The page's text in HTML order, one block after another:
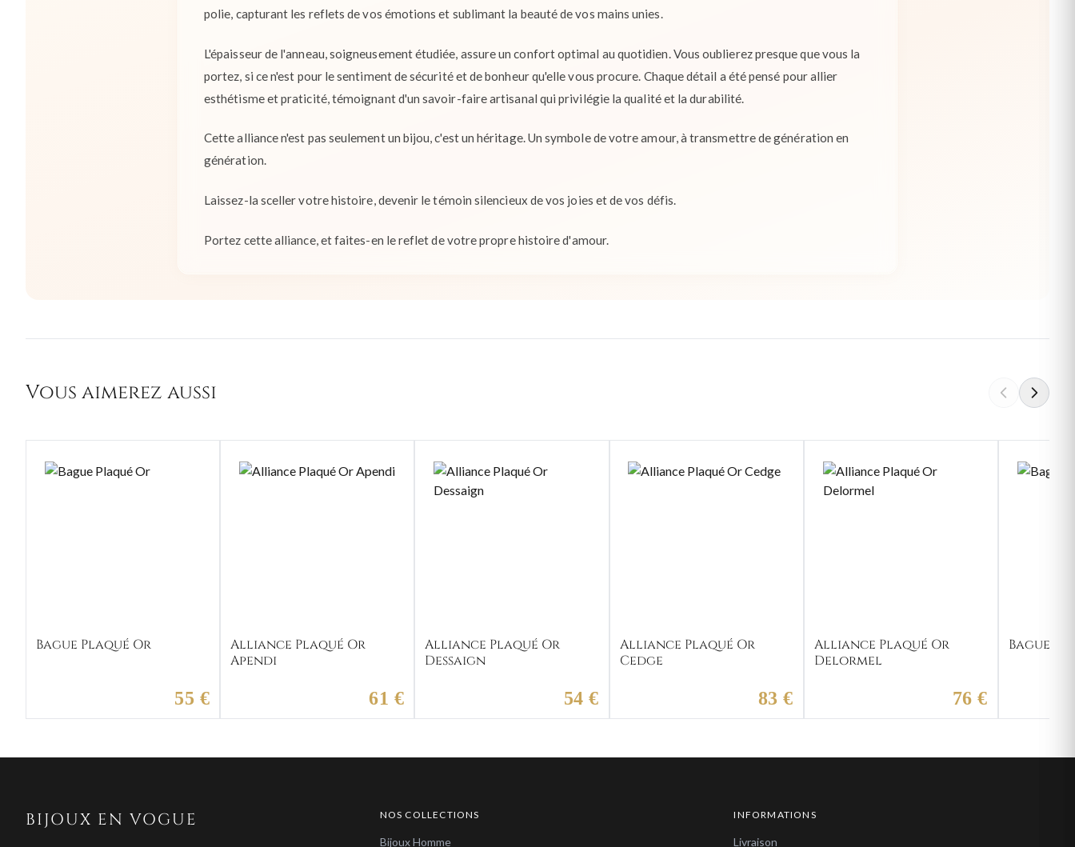
polie, capturant les reflets de vos émotions et sublimant la beauté de vos mains unies.
L'épaisseur de l'anneau, soigneusement étudiée, assure un confort optimal au quotidien. Vous oublierez presque que vous la
portez, si ce n'est pour le sentiment de sécurité et de bonheur qu'elle vous procure. Chaque détail a été pensé pour allier
esthétisme et praticité, témoignant d'un savoir-faire artisanal qui privilégie la qualité et la durabilité.
Cette alliance n'est pas seulement un bijou, c'est un héritage. Un symbole de votre amour, à transmettre de génération en
génération.
Laissez-la sceller votre histoire, devenir le témoin silencieux de vos joies et de vos défis.
Portez cette alliance, et faites-en le reflet de votre propre histoire d'amour.
Vous aimerez aussi
Bague Plaqué Or
55 €
Alliance Plaqué Or
Apendi
61 €
Alliance Plaqué Or
Dessaign
54 €
Alliance Plaqué Or
Cedge
83 €
Alliance Plaqué Or
Delormel
76 €
Bague
BIJOUX EN VOGUE NOS COLLECTIONS
Bijoux Homme
INFORMATIONS
Livraison